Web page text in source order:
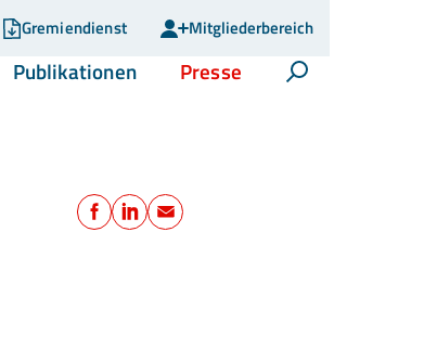
Gremiendienst Mitgliederbereich
Publikationen(current)Presse (current)Suche öffnen
Teilen
Facebook
LinkedIn
E-Mail